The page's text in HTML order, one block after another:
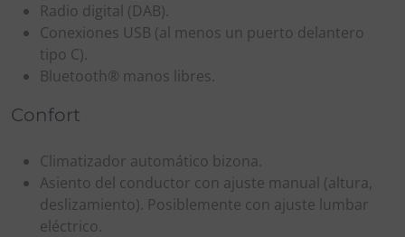
Radio digital (DAB).
Conexiones USB (al menos un puerto delantero
tipo C).
Bluetooth® manos libres.
Confort
Climatizador automático bizona.
Asiento del conductor con ajuste manual (altura,
deslizamiento). Posiblemente con ajuste lumbar
eléctrico.